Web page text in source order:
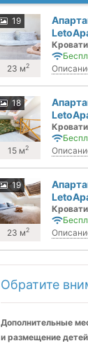
19
23 м2
18
15 м2
19
23 м2
Обратите
Дополнительные
и размещение